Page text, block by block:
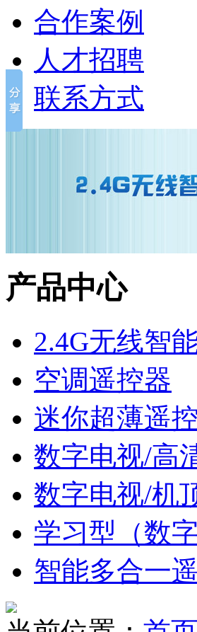
合作案例
人才招聘
联系方式
产品中心
2.4G无线智
空调遥控器
迷你超薄遥
数字电视/高
数字电视/机
学习型（数
智能多合一